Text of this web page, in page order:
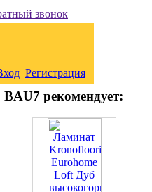
звонок
Регистрация
BAU7 рекомендует: